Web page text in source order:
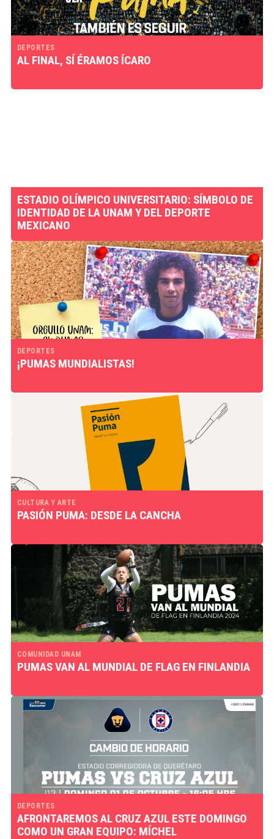
DEPORTES
AL FINAL, SÍ ÉRAMOS ÍCARO
ESTADIO OLÍMPICO UNIVERSITARIO: SÍMBOLO DE
IDENTIDAD DE LA UNAM Y DEL DEPORTE
MEXICANO
DEPORTES
¡PUMAS MUNDIALISTAS!
CULTURA Y ARTE
PASIÓN PUMA: DESDE LA CANCHA
COMUNIDAD UNAM
PUMAS VAN AL MUNDIAL DE FLAG EN FINLANDIA
DEPORTES
AFRONTAREMOS AL CRUZ AZUL ESTE DOMINGO
COMO UN GRAN EQUIPO: MÍCHEL